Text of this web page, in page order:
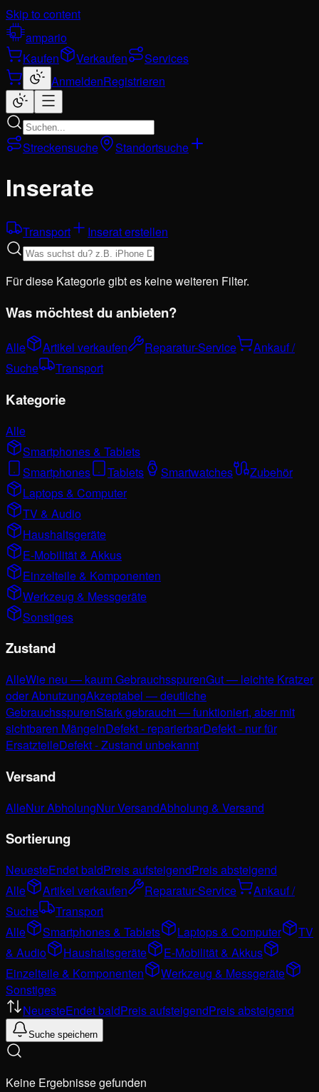
Skip to content
ampario
Kaufen
Verkaufen
Services
AnmeldenRegistrieren
Streckensuche Standortsuche
Inserate
Transport Inserat erstellen
Für diese Kategorie gibt es keine weiteren Filter.
Was möchtest du anbieten?
Alle Artikel verkaufen Reparatur-Service
Ankauf /
Suche
Transport
Kategorie
Alle
Smartphones & Tablets
Smartphones
Tablets Smartwatches
Zubehör
Laptops & Computer
TV & Audio
Haushaltsgeräte
E-Mobilität & Akkus
Einzelteile & Komponenten
Werkzeug & Messgeräte
Sonstiges
Zustand
AlleWie neu — kaum GebrauchsspurenGut — leichte Kratzer
oder AbnutzungAkzeptabel — deutliche
GebrauchsspurenStark gebraucht — funktioniert, aber mit
sichtbaren MängelnDefekt - reparierbarDefekt - nur für
ErsatzteileDefekt - Zustand unbekannt
Versand
AlleNur AbholungNur VersandAbholung & Versand
Sortierung
NeuesteEndet baldPreis aufsteigendPreis absteigend
Alle
Artikel verkaufen Reparatur-Service
Ankauf /
Suche
Transport
Alle
Smartphones & Tablets Laptops & Computer
TV
& Audio
Haushaltsgeräte
E-Mobilität & Akkus
Einzelteile & Komponenten
Werkzeug & Messgeräte
Sonstiges
NeuesteEndet baldPreis aufsteigendPreis absteigend
Suche speichern
Keine Ergebnisse gefunden